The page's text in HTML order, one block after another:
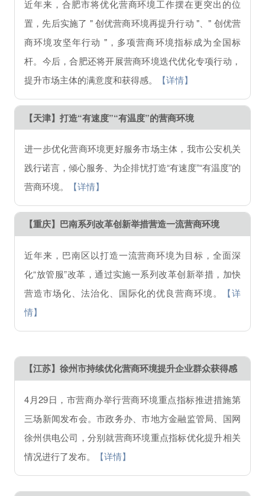
近年来，合肥市将优化营商环境工作摆在更突出的位
置，先后实施了 " 创优营商环境再提升行动 "、" 创优营
商环境攻坚年行动 "，多项营商环境指标成为全国标
杆。今后，合肥还将开展营商环境迭代优化专项行动，
提升市场主体的满意度和获得感。
【详情】
【天津】打造“有速度”“有温度”的营商环境
进一步优化营商环境更好服务市场主体，我市公安机关
践行诺言，倾心服务、为企排忧打造“有速度”“有温度”的
营商环境。
【详情】
【重庆】巴南系列改革创新举措营造一流营商环境
近年来，巴南区以打造一流营商环境为目标，全面深
化“放管服”改革，通过实施一系列改革创新举措，加快
营造市场化、法治化、国际化的优良营商环境。
【详
情】
【江苏】徐州市持续优化营商环境提升企业群众获得感
4月29日，市营商办举行营商环境重点指标推进措施第
三场新闻发布会。市政务办、市地方金融监管局、国网
徐州供电公司，分别就营商环境重点指标优化提升相关
情况进行了发布。
【详情】